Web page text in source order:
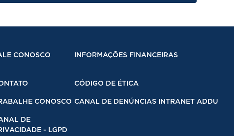
CONOSCO
CONOSCO
DE
- LGPD
INFORMAÇÕES FINANCEIRAS
CÓDIGO DE ÉTICA
CANAL DE DENÚNCIAS INTRANET ADDU